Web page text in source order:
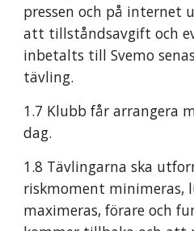
pressen och på internet
att tillståndsavgift och
inbetalts till Svemo
tävling.
1.7 Klubb får arrangera
dag.
1.8 Tävlingarna ska
riskmoment minimeras,
maximeras, förare och